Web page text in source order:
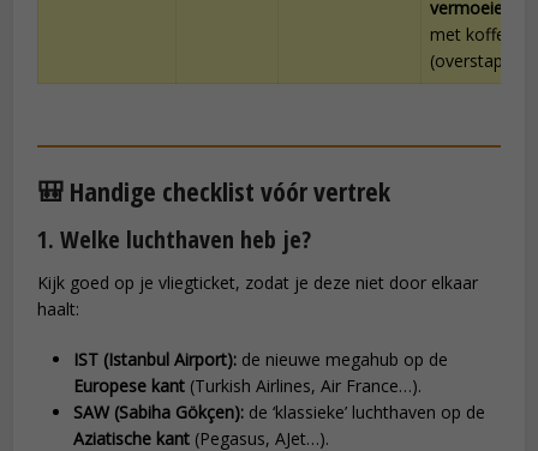
vermoeiend
met koffers
🎒 Handige checklist vóór vertrek
1. Welke luchthaven heb je?
Kijk goed op je vliegticket, zodat je deze niet door elkaar
haalt:
IST (Istanbul Airport): de nieuwe megahub op de
Europese kant (Turkish Airlines, Air France…).
SAW (Sabiha Gökçen): de ‘klassieke’ luchthaven op de
Aziatische kant (Pegasus, AJet…).